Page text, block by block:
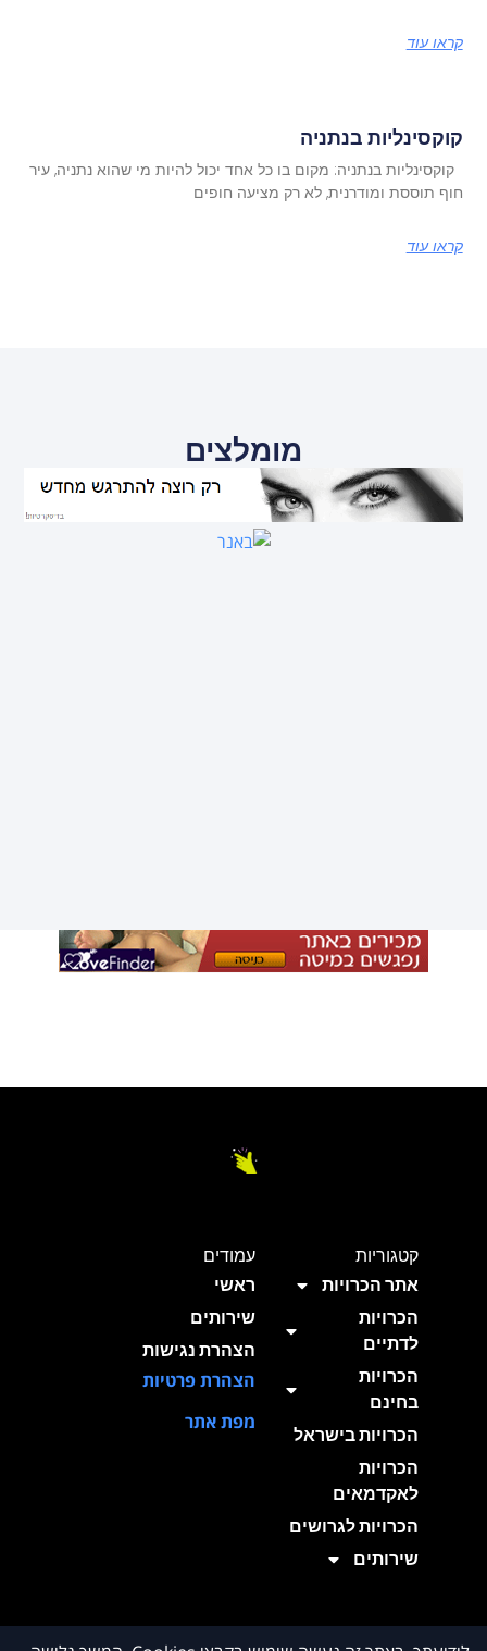
קראו עוד
קוקסינליות בנתניה
קוקסינליות בנתניה: מקום בו כל אחד יכול להיות מי שהוא נתניה, עיר
חוף תוססת ומודרנית, לא רק מציעה חופים
קראו עוד
מומלצים
קטגוריות
אתר הכרויות
הכרויות
לדתיים
הכרויות
בחינם
הכרויות בישראל
הכרויות
לאקדמאים
הכרויות לגרושים
שירותים
עמודים
ראשי
שירותים
הצהרת נגישות
הצהרת פרטיות
מפת אתר